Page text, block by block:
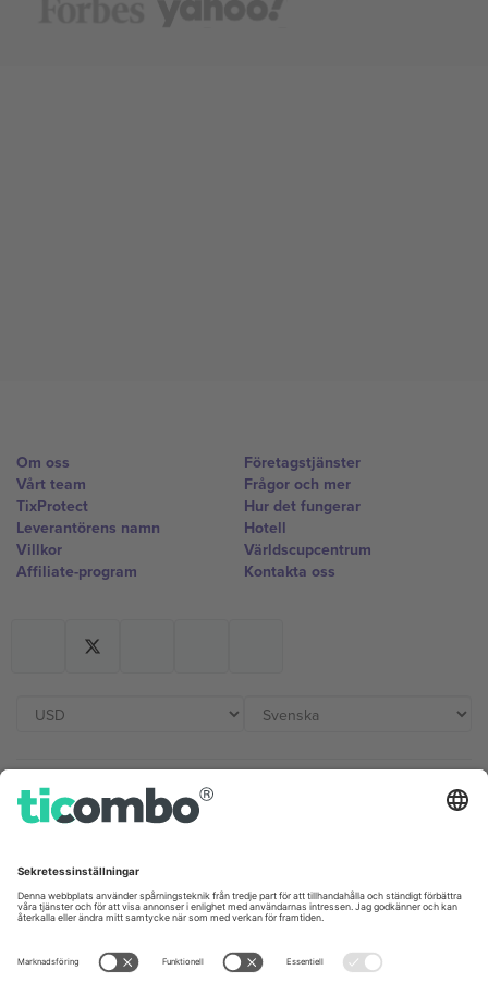
Om oss
Vårt team
TixProtect
Leverantörens namn
Villkor
Affiliate-program
Företagstjänster
Frågor och mer
Hur det fungerar
Hotell
Världscupcentrum
Kontakta oss
Kontor och support
Unter den Linden 24, 10117
Berlin, Germany
London, EC1V 1AW, United
Kingdom
United States
Switzerland